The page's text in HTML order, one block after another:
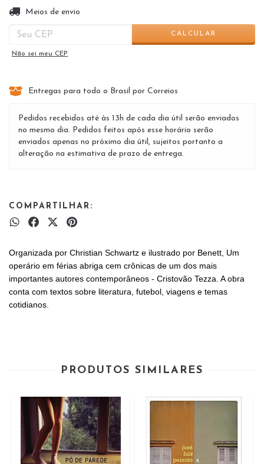
Entregas para o CEP:
Meios de envio
CALCULAR
Não sei meu CEP
Entregas para todo o Brasil por Correios
Pedidos recebidos até às 13h de cada dia útil serão enviados
no mesmo dia. Pedidos feitos após esse horário serão
enviados apenas no próximo dia útil, sujeitos portanto a
alteração na estimativa de prazo de entrega.
COMPARTILHAR:
Organizada por Christian Schwartz e ilustrado por Benett, Um
operário em férias abriga cem crônicas de um dos mais
importantes autores contemporâneos - Cristovão Tezza. A obra
conta com textos sobre literatura, futebol, viagens e temas
cotidianos.
PRODUTOS SIMILARES